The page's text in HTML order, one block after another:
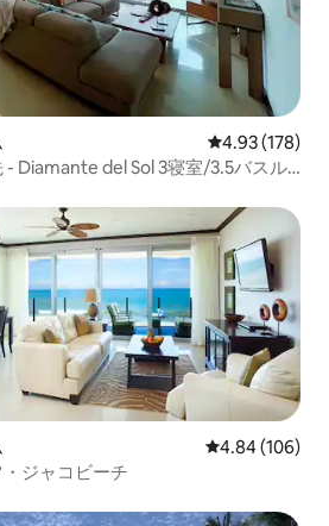
レビュー178
4.93 (178)
- Diamante del Sol 3寝室/3.5バスル
レビュー106
4.84 (106)
ジャコビーチ